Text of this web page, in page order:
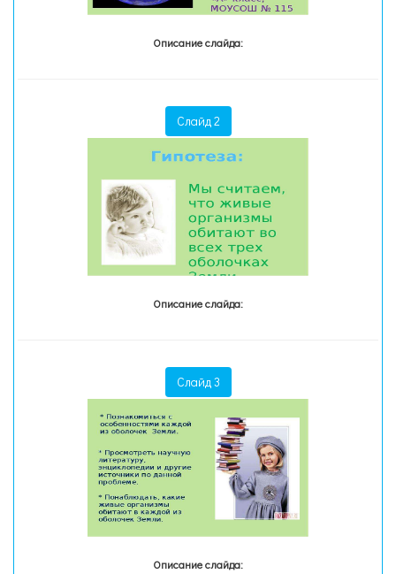
Описание слайда:
Слайд 2
Описание слайда:
Слайд 3
Описание слайда: